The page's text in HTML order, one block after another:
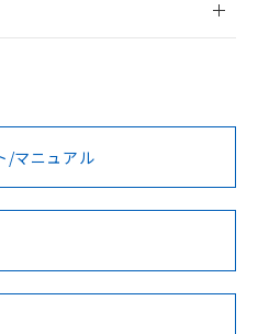
/会員登録
ただく前に、以下を必ずお読
BV型式承認
（フランス
KR型式
（韓国
No No
/マニュアル